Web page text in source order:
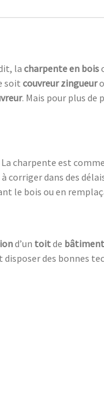
la charpente en bois
soit couvreur zingueur
. Mais pour plus
charpente est
dans des
le bois ou en
d’un toitde bâtiment
disposer des bonnes